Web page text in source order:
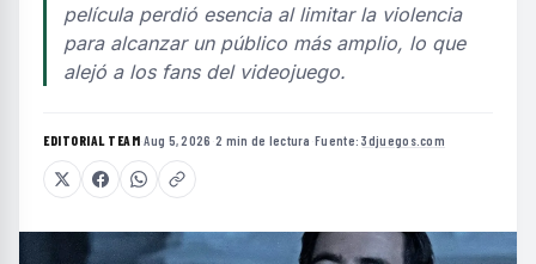
película perdió esencia al limitar la violencia
para alcanzar un público más amplio, lo que
alejó a los fans del videojuego.
EDITORIAL TEAM·Aug 5, 2026 ·2 min de lectura ·Fuente:3djuegos.com